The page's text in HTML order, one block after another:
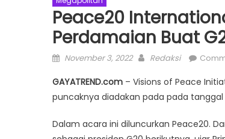
Peace20
Perdamaian Buat
Posted
November 3, 2022 Author
Redaksi
GAYATREND.com – Visions of Peace
puncaknya diadakan pada pada tanggal
Dalam acara ini diluncurkan Peace20.